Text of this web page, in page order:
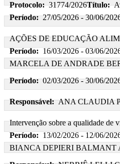
Protocolo: 31774/2026Título:
Período: 27/05/2026 - 30/06/
AÇÕES DE EDUCAÇÃO
Período: 16/03/2026 - 03/06/
MARCELA DE ANDRADE
Período: 02/03/2026 - 30/06/
Responsável: ANA CLAUDIA
Intervenção sobre a qualidade de
Período: 13/02/2026 - 12/06/
BIANCA DEPIERI BALMANT